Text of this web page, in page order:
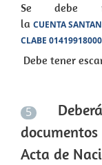
Se debe
la CUENTA
CLABE
Debe tener
5
documentos
Acta de